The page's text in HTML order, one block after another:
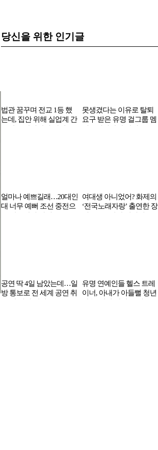
당신을 위한 인기글
법관 꿈꾸며 전교 1등 했
는데, 집안 위해 실업계 간
못생겼다는 이유로 탈퇴
요구 받은 유명 걸그룹 멤
얼마나 예쁘길래…20대인
대 너무 예뻐 조선 중전으
여대생 아니었어? 화제의
‘전국노래자랑’ 출연한 장
공연 딱 4일 남았는데…일
방 통보로 전 세계 공연 취
유명 연예인들 헬스 트레
이너, 아내가 아들뻘 청년